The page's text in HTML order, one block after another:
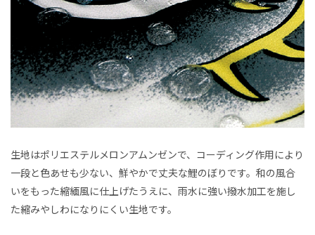
生地はポリエステルメロンアムンゼンで、コーディング作用により
一段と色あせも少ない、鮮やかで丈夫な鯉のぼりです。和の風合
いをもった縮緬風に仕上げたうえに、雨水に強い撥水加工を施し
た縮みやしわになりにくい生地です。